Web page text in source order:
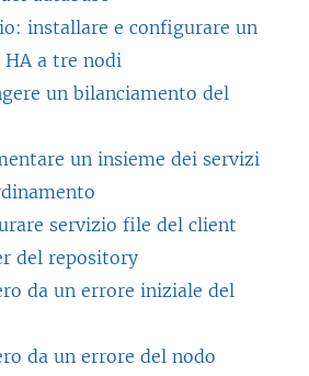
installare e configurare un
a tre nodi
un bilanciamento del
un insieme dei servizi
servizio file del client
del repository
da un errore iniziale del
da un errore del nodo